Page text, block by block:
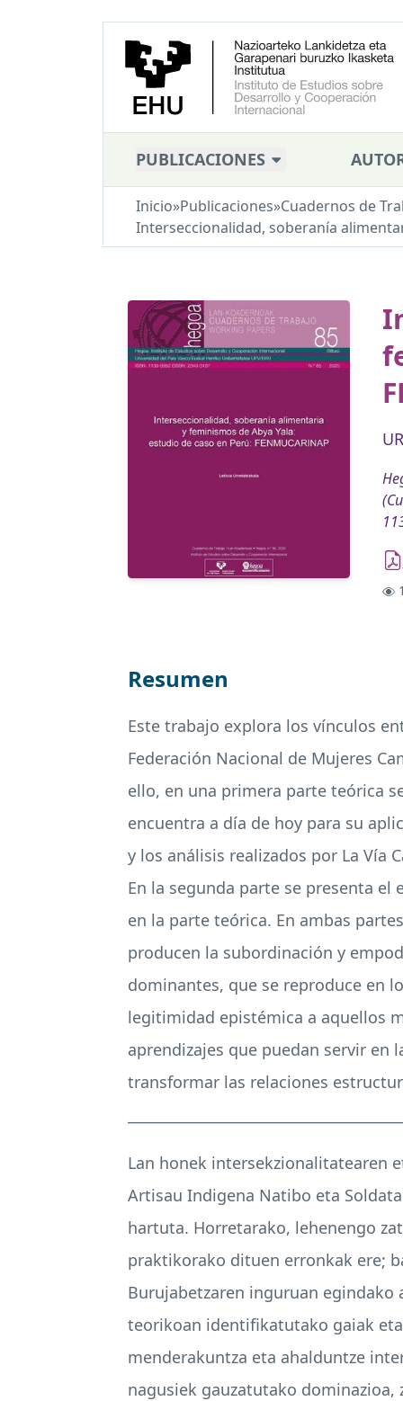
PUBLICACIONES
Inicio»Publicaciones»Cuadernos de
Interseccionalidad, soberanía
Resumen
Este trabajo explora los vínculos
Federación Nacional de Mujeres
ello, en una primera parte teórica
encuentra a día de hoy para su
y los análisis realizados por La Vía
En la segunda parte se presenta el
en la parte teórica. En ambas
producen la subordinación y
dominantes, que se reproduce en
legitimidad epistémica a aquellos
aprendizajes que puedan servir en
transformar las relaciones
Lan honek intersekzionalitatearen
Artisau Indigena Natibo eta
hartuta. Horretarako, lehenengo
praktikorako dituen erronkak ere;
Burujabetzaren inguruan egindako
teorikoan identifikatutako gaiak
menderakuntza eta ahalduntze
nagusiek gauzatutako